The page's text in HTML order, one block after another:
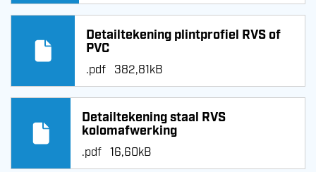
Detailtekening plintprofiel RVS of
PVC
.pdf 382,81kB
Detailtekening staal RVS
kolomafwerking
.pdf 16,60kB